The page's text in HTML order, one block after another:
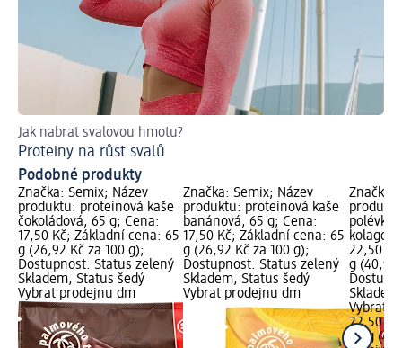
Jak nabrat svalovou hmotu?
Proteiny na růst svalů
Podobné produkty
Značka: Semix; Název
produktu: proteinová kaše
čokoládová, 65 g; Cena:
17,50 Kč; Základní cena: 65
g (26,92 Kč za 100 g);
Dostupnost: Status zelený
Skladem, Status šedý
Vybrat prodejnu dm
Značka: Semix; Název
produktu: proteinová kaše
banánová, 65 g; Cena:
17,50 Kč; Základní cena: 65
g (26,92 Kč za 100 g);
Dostupnost: Status zelený
Skladem, Status šedý
Vybrat prodejnu dm
Značka:
polévka
22,50
g (40,91
Vybrat
22,50 Kč
55 g